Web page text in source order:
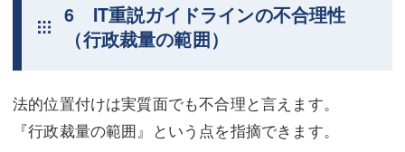
6 IT重説ガイドラインの不合理性
（行政裁量の範囲）
法的位置付けは実質面でも不合理と言えます。
『行政裁量の範囲』という点を指摘できます。